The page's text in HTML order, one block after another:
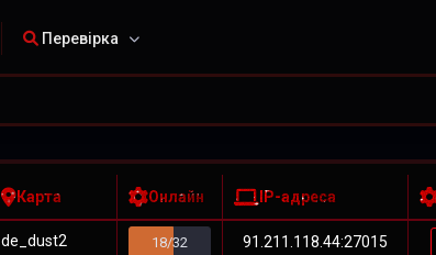
Перевірка
Карта Онлайн IP-адреса
de_dust2 18/32 91.211.118.44:27015